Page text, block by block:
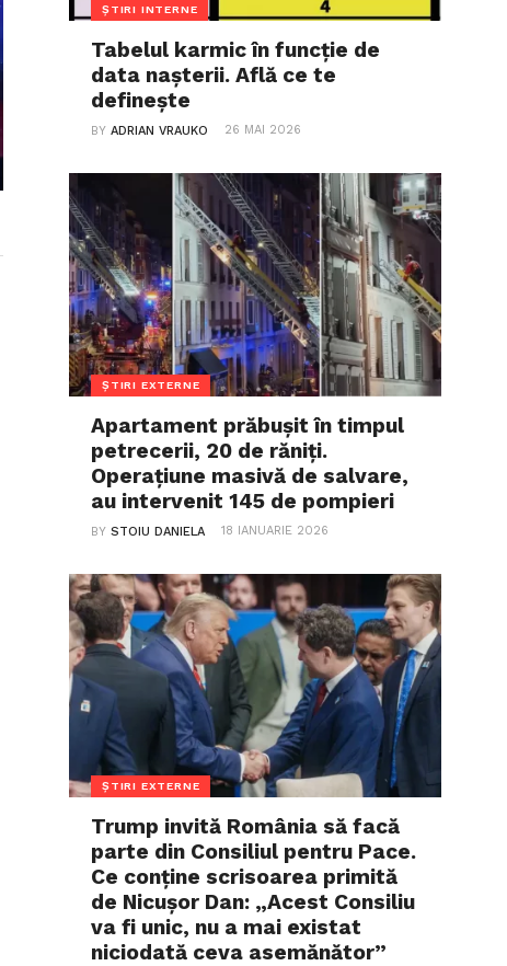
ȘTIRI INTERNE
Tabelul karmic în funcție de
data nașterii. Află ce te
definește
BYADRIAN VRAUKO 26 MAI 2026
ȘTIRI EXTERNE
Apartament prăbușit în timpul
petrecerii, 20 de răniți.
Operațiune masivă de salvare,
au intervenit 145 de pompieri
BYSTOIU DANIELA 18 IANUARIE 2026
ȘTIRI EXTERNE
Trump invită România să facă
parte din Consiliul pentru Pace.
Ce conține scrisoarea primită
de Nicușor Dan: „Acest Consiliu
va fi unic, nu a mai existat
niciodată ceva asemănător”